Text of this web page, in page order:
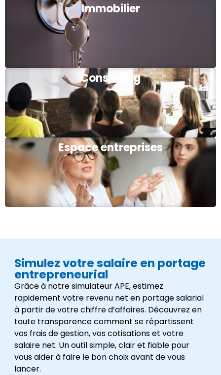
Immobilier
Consulting
Espace entreprises
Simulez votre salaire en portage
entrepreneurial
Grâce à notre simulateur APE, estimez
rapidement votre revenu net en portage salarial
à partir de votre chiffre d’affaires. Découvrez en
toute transparence comment se répartissent
vos frais de gestion, vos cotisations et votre
salaire net. Un outil simple, clair et fiable pour
vous aider à faire le bon choix avant de vous
lancer.